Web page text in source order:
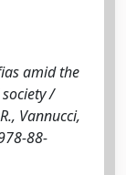
amid the
/
Vannucci,
88-